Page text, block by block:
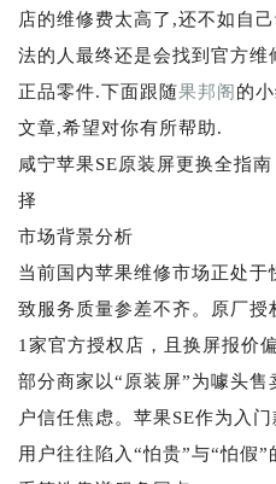
店的维修费太高了,还不如自
法的人最终还是会找到官方
正品零件.下面跟随果邦阁的
文章,希望对你有所帮助.
咸宁苹果SE原装屏更换全指
择
市场背景分析
当前国内苹果维修市场正处
致服务质量参差不齐。原厂授
1家官方授权店，且换屏报价
部分商家以“原装屏”为噱头
户信任焦虑。苹果SE作为入
用户往往陷入“怕贵”与“怕假